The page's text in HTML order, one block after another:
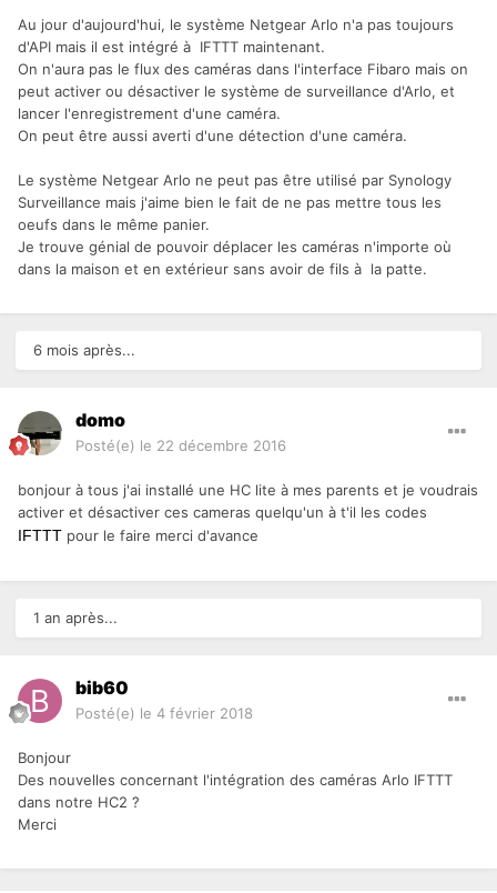
Au jour d'aujourd'hui, le système Netgear Arlo n'a pas toujours
d'API mais il est intégré à IFTTT maintenant.
On n'aura pas le flux des caméras dans l'interface Fibaro mais on
peut activer ou désactiver le système de surveillance d'Arlo, et
lancer l'enregistrement d'une caméra.
On peut être aussi averti d'une détection d'une caméra.
Le système Netgear Arlo ne peut pas être utilisé par Synology
Surveillance mais j'aime bien le fait de ne pas mettre tous les
oeufs dans le même panier.
Je trouve génial de pouvoir déplacer les caméras n'importe où
dans la maison et en extérieur sans avoir de fils à la patte.
6 mois après...
domo
Posté(e) le 22 décembre 2016
bonjour à tous j'ai installé une HC lite à mes parents et je voudrais
activer et désactiver ces cameras quelqu'un à t'il les codes
IFTTT pour le faire merci d'avance
1 an après...
bib60
Posté(e) le 4 février 2018
Bonjour
Des nouvelles concernant l'intégration des caméras Arlo IFTTT
dans notre HC2 ?
Merci